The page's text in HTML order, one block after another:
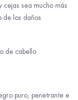
sea mucho más
de los daños
de cabello.
puro, penetrante e